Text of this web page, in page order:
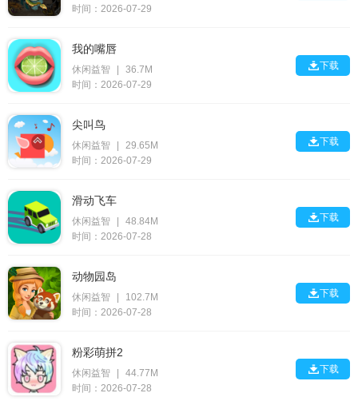
时间：2026-07-29
我的嘴唇
休闲益智
36.7M
时间：2026-07-29
下载
尖叫鸟
休闲益智
29.65M
时间：2026-07-29
下载
滑动飞车
休闲益智
48.84M
时间：2026-07-28
下载
动物园岛
休闲益智
102.7M
时间：2026-07-28
下载
粉彩萌拼2
休闲益智
44.77M
时间：2026-07-28
下载